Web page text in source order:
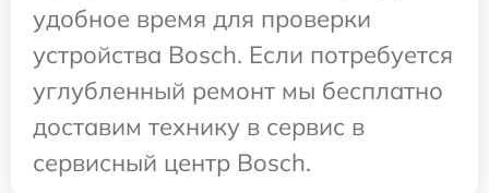
удобное время для проверки
устройства Bosch. Если потребуется
углубленный ремонт мы бесплатно
доставим технику в сервис в
сервисный центр Bosch.